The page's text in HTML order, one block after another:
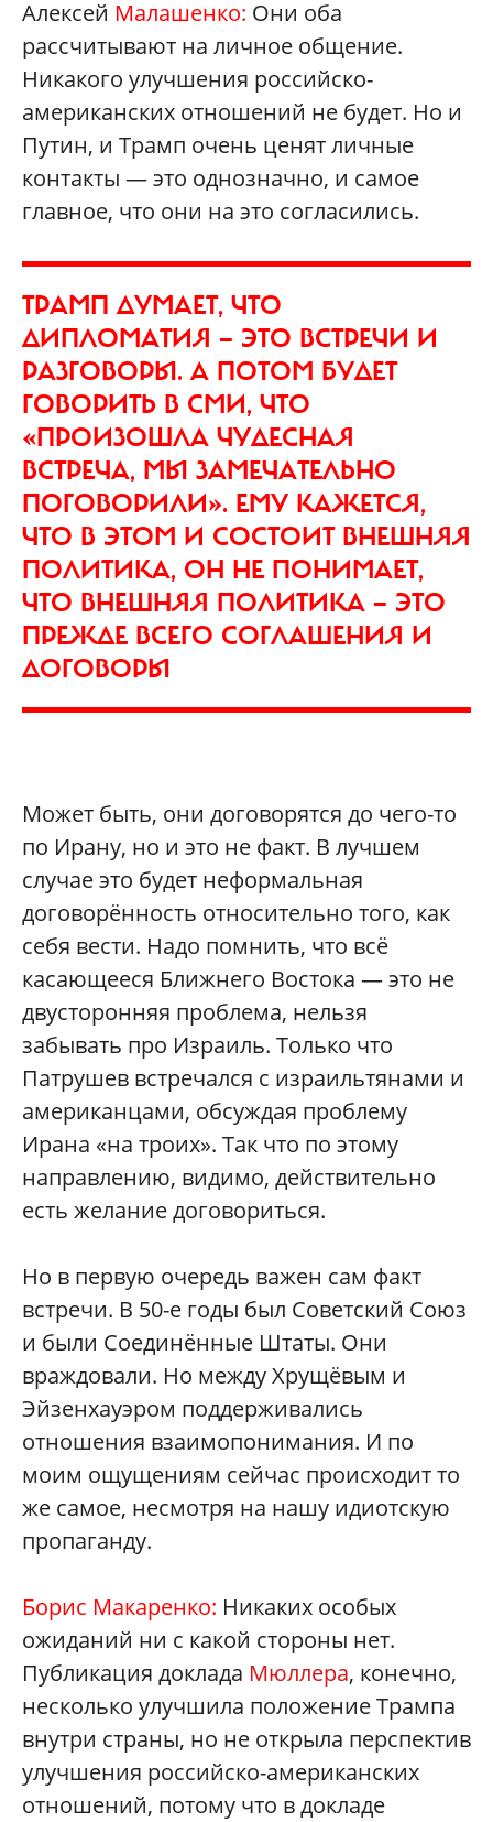
Алексей Малашенко: Они оба
рассчитывают на личное общение.
Никакого улучшения российско-
американских отношений не будет. Но и
Путин, и Трамп очень ценят личные
контакты — это однозначно, и самое
главное, что они на это согласились.
ТРАМП ДУМАЕТ, ЧТО
ДИПЛОМАТИЯ — ЭТО ВСТРЕЧИ И
РАЗГОВОРЫ. А ПОТОМ БУДЕТ
ГОВОРИТЬ В СМИ, ЧТО
«ПРОИЗОШЛА ЧУДЕСНАЯ
ВСТРЕЧА, МЫ ЗАМЕЧАТЕЛЬНО
ПОГОВОРИЛИ». ЕМУ КАЖЕТСЯ,
ЧТО В ЭТОМ И СОСТОИТ ВНЕШНЯЯ
ПОЛИТИКА, ОН НЕ ПОНИМАЕТ,
ЧТО ВНЕШНЯЯ ПОЛИТИКА — ЭТО
ПРЕЖДЕ ВСЕГО СОГЛАШЕНИЯ И
ДОГОВОРЫ
Может быть, они договорятся до чего-то
по Ирану, но и это не факт. В лучшем
случае это будет неформальная
договорённость относительно того, как
себя вести. Надо помнить, что всё
касающееся Ближнего Востока — это не
двусторонняя проблема, нельзя
забывать про Израиль. Только что
Патрушев встречался с израильтянами и
американцами, обсуждая проблему
Ирана «на троих». Так что по этому
направлению, видимо, действительно
есть желание договориться.
Но в первую очередь важен сам факт
встречи. В 50-е годы был Советский Союз
и были Соединённые Штаты. Они
враждовали. Но между Хрущёвым и
Эйзенхауэром поддерживались
отношения взаимопонимания. И по
моим ощущениям сейчас происходит то
же самое, несмотря на нашу идиотскую
пропаганду.
Борис Макаренко: Никаких особых
ожиданий ни с какой стороны нет.
Публикация доклада Мюллера, конечно,
несколько улучшила положение Трампа
внутри страны, но не открыла перспектив
улучшения российско-американских
отношений, потому что в докладе